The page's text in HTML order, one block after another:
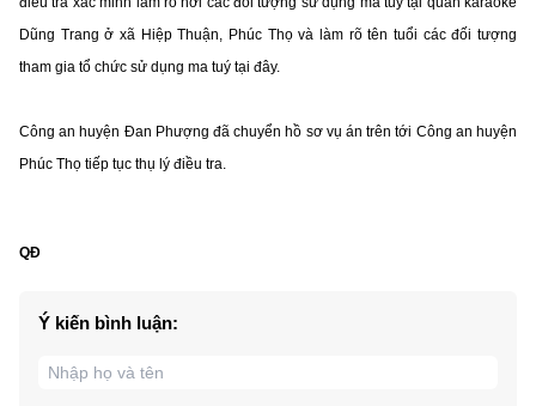
Dũng Trang ở xã Hiệp Thuận, Phúc Thọ và làm rõ tên tuổi các đối tượng
tham gia tổ chức sử dụng ma tuý tại đây.
Công an huyện Đan Phượng đã chuyển hồ sơ vụ án trên tới Công an huyện
Phúc Thọ tiếp tục thụ lý điều tra.
QĐ
Ý kiến bình luận: